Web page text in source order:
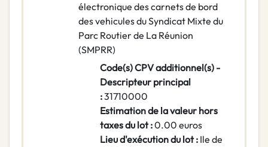
électronique des carnets de bord
des vehicules du Syndicat Mixte du
Parc Routier de La Réunion
(SMPRR)
Code(s) CPV additionnel(s) -
Descripteur principal
:31710000
Estimation de la valeur hors
taxes du lot :0.00 euros
Lieu d'exécution du lot : Ile de